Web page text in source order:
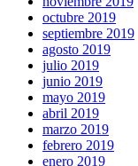
octubre 2019
septiembre 2019
agosto 2019
julio 2019
junio 2019
mayo 2019
abril 2019
marzo 2019
febrero 2019
enero 2019